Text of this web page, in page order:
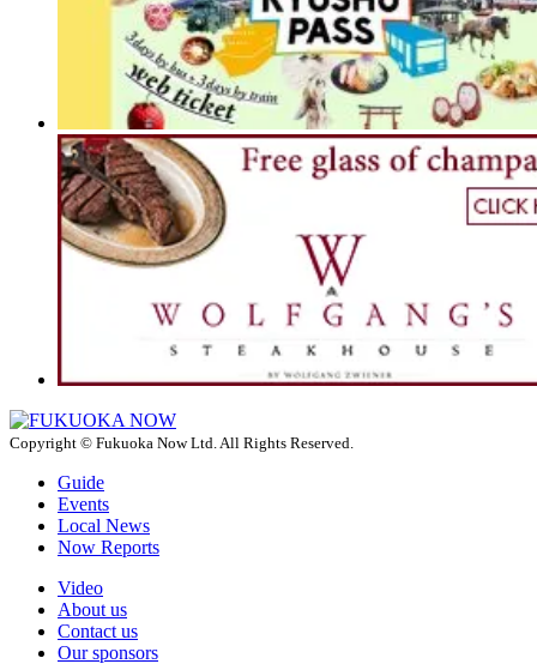
Copyright © Fukuoka Now Ltd. All Rights Reserved.
Guide
Events
Local News
Now Reports
Video
About us
Contact us
Our sponsors